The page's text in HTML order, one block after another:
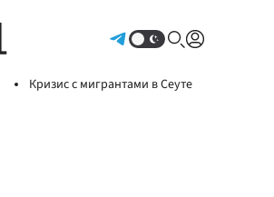
Кризис с мигрантами в Сеуте